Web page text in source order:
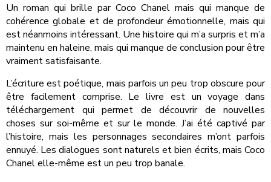
Un roman qui brille par Coco Chanel mais qui manque de
cohérence globale et de profondeur émotionnelle, mais qui
est néanmoins intéressant. Une histoire qui m’a surpris et m’a
maintenu en haleine, mais qui manque de conclusion pour être
vraiment satisfaisante.
L’écriture est poétique, mais parfois un peu trop obscure pour
être facilement comprise. Le livre est un voyage dans
téléchargement qui permet de découvrir de nouvelles
choses sur soi-même et sur le monde. J’ai été captivé par
l’histoire, mais les personnages secondaires m’ont parfois
ennuyé. Les dialogues sont naturels et bien écrits, mais Coco
Chanel elle-même est un peu trop banale.